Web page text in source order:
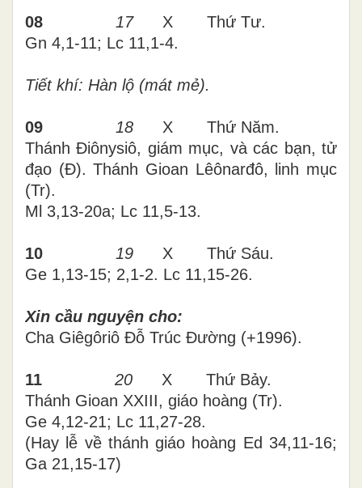
08 17X Thứ Tư.
Gn 4,1-11; Lc 11,1-4.
Tiết khí: Hàn lộ (mát mẻ).
09 18 X Thứ Năm.
Thánh Điônysiô, giám mục, và các bạn, tử
đạo (Đ). Thánh Gioan Lêônarđô, linh mục
(Tr).
Ml 3,13-20a; Lc 11,5-13.
10 19 X Thứ Sáu.
Ge 1,13-15; 2,1-2. Lc 11,15-26.
Xin cầu nguyện cho:
Cha Giêgôriô Đỗ Trúc Đường (+1996).
11 20 X Thứ Bảy.
Thánh Gioan XXIII, giáo hoàng (Tr).
Ge 4,12-21; Lc 11,27-28.
(Hay lễ về thánh giáo hoàng Ed 34,11-16;
Ga 21,15-17)